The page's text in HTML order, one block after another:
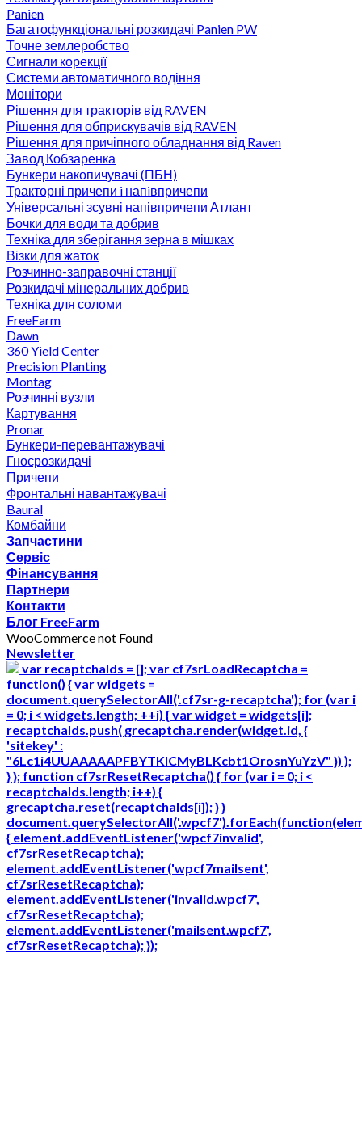
Panien
Багатофункціональні розкидачі Panien PW
Точне землеробство
Сигнали корекції
Системи автоматичного водіння
Монітори
Рішення для тракторів від RAVEN
Рішення для обприскувачів від RAVEN
Рішення для причіпного обладнання від Raven
Завод Кобзаренка
Бункери накопичувачі (ПБН)
Тракторні причепи i напiвпричепи
Універсальні зсувні напівпричепи Атлант
Бочки для води та добрив
Техніка для зберігання зерна в мішках
Візки для жаток
Розчинно-заправочні станції
Розкидачі мінеральних добрив
Техніка для соломи
FreeFarm
Dawn
360 Yield Center
Precision Planting
Montag
Розчинні вузли
Картування
Pronar
Бункери-перевантажувачі
Гноєрозкидачі
Причепи
Фронтальні навантажувачі
Baural
Комбайни
Запчастини
Сервіс
Фінансування
Партнери
Контакти
Блог FreeFarm
WooCommerce not Found
Newsletter
var recaptchaIds = []; var cf7srLoadRecaptcha =
function() { var widgets =
document.querySelectorAll('.cf7sr-g-recaptcha'); for (var i
= 0; i < widgets.length; ++i) { var widget = widgets[i];
recaptchaIds.push( grecaptcha.render(widget.id, {
'sitekey' :
"6Lc1i4UUAAAAAPFBYTKICMyBLKcbt1OrosnYuYzV" }) );
} }; function cf7srResetRecaptcha() { for (var i = 0; i <
recaptchaIds.length; i++) {
grecaptcha.reset(recaptchaIds[i]); } }
{ element.addEventListener('wpcf7invalid',
cf7srResetRecaptcha);
element.addEventListener('wpcf7mailsent',
cf7srResetRecaptcha);
element.addEventListener('invalid.wpcf7',
cf7srResetRecaptcha);
element.addEventListener('mailsent.wpcf7',
cf7srResetRecaptcha); });